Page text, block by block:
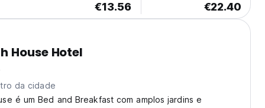
€13.56 €22.40
House Hotel
da cidade
é um Bed and Breakfast com amplos jardins e